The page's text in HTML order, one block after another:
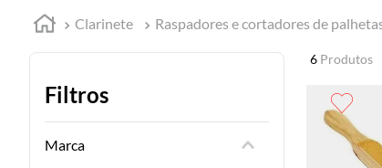
Clarinete Raspadores e cortadores de
Filtros
Marca
6 Produtos